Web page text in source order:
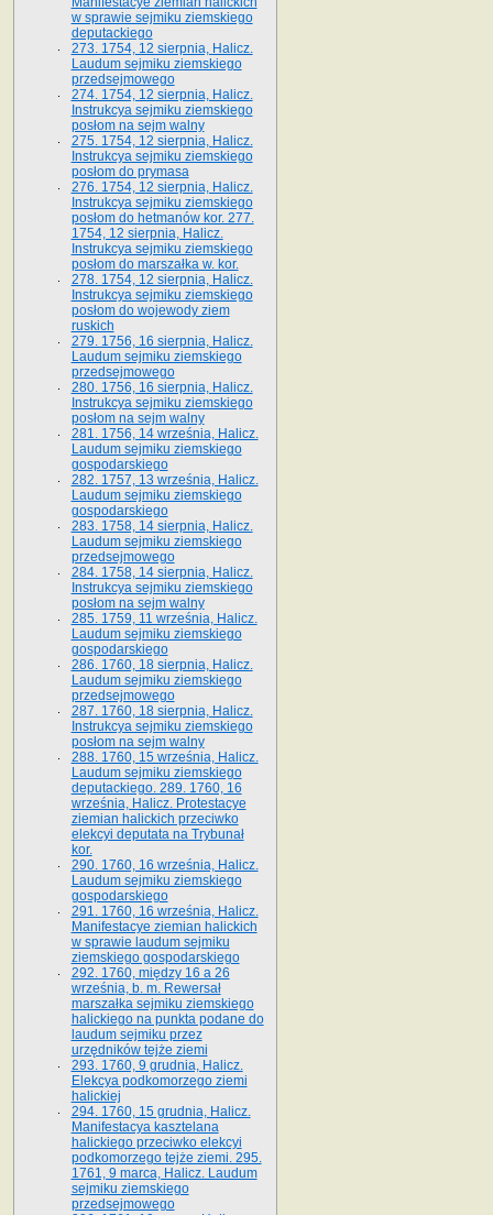
w sprawie sejmiku ziemskiego
deputackiego
273. 1754, 12 sierpnia, Halicz.
Laudum sejmiku ziemskiego
przedsejmowego
274. 1754, 12 sierpnia, Halicz.
Instrukcya sejmiku ziemskiego
posłom na sejm walny
275. 1754, 12 sierpnia, Halicz.
Instrukcya sejmiku ziemskiego
posłom do prymasa
276. 1754, 12 sierpnia, Halicz.
Instrukcya sejmiku ziemskiego
posłom do hetmanów kor. 277.
1754, 12 sierpnia, Halicz.
Instrukcya sejmiku ziemskiego
posłom do marszałka w. kor.
278. 1754, 12 sierpnia, Halicz.
Instrukcya sejmiku ziemskiego
posłom do wojewody ziem
ruskich
279. 1756, 16 sierpnia, Halicz.
Laudum sejmiku ziemskiego
przedsejmowego
280. 1756, 16 sierpnia, Halicz.
Instrukcya sejmiku ziemskiego
posłom na sejm walny
281. 1756, 14 września, Halicz.
Laudum sejmiku ziemskiego
gospodarskiego
282. 1757, 13 września, Halicz.
Laudum sejmiku ziemskiego
gospodarskiego
283. 1758, 14 sierpnia, Halicz.
Laudum sejmiku ziemskiego
przedsejmowego
284. 1758, 14 sierpnia, Halicz.
Instrukcya sejmiku ziemskiego
posłom na sejm walny
285. 1759, 11 września, Halicz.
Laudum sejmiku ziemskiego
gospodarskiego
286. 1760, 18 sierpnia, Halicz.
Laudum sejmiku ziemskiego
przedsejmowego
287. 1760, 18 sierpnia, Halicz.
Instrukcya sejmiku ziemskiego
posłom na sejm walny
288. 1760, 15 września, Halicz.
Laudum sejmiku ziemskiego
deputackiego. 289. 1760, 16
września, Halicz. Protestacye
ziemian halickich przeciwko
elekcyi deputata na Trybunał
kor.
290. 1760, 16 września, Halicz.
Laudum sejmiku ziemskiego
gospodarskiego
291. 1760, 16 września, Halicz.
Manifestacye ziemian halickich
w sprawie laudum sejmiku
ziemskiego gospodarskiego
292. 1760, między 16 a 26
września, b. m. Rewersał
marszałka sejmiku ziemskiego
halickiego na punkta podane do
laudum sejmiku przez
urzędników tejże ziemi
293. 1760, 9 grudnia, Halicz.
Elekcya podkomorzego ziemi
halickiej
294. 1760, 15 grudnia, Halicz.
Manifestacya kasztelana
halickiego przeciwko elekcyi
podkomorzego tejże ziemi. 295.
1761, 9 marca, Halicz. Laudum
sejmiku ziemskiego
przedsejmowego